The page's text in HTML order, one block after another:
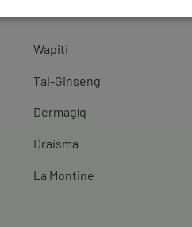
Wapiti
Tai-Ginseng
Dermagíq
Draisma
La Montine